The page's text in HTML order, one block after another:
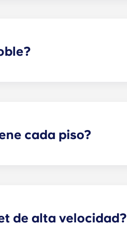
cada piso?
de alta velocidad?